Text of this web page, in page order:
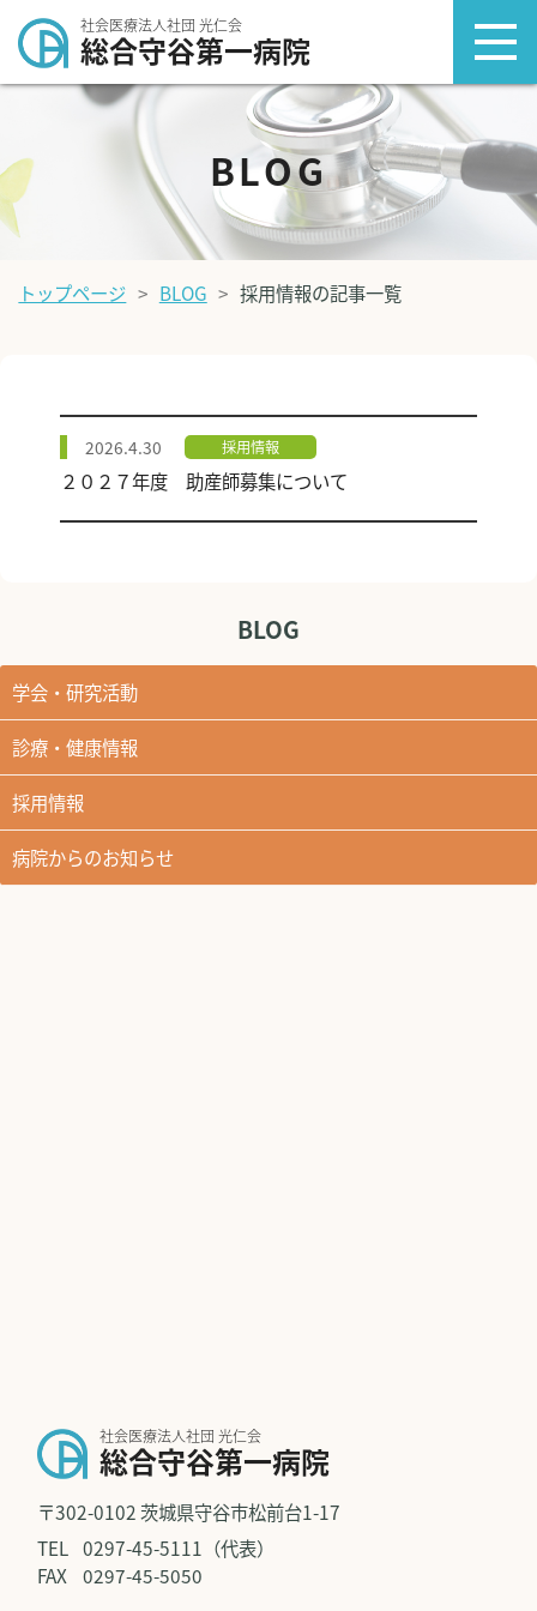
社会医療法人社団 光仁会
総合守谷第一病院
BLOG
トップページ BLOG 採用情報の記事一覧
2026.4.30 採用情報
２０２７年度 助産師募集について
BLOG
学会・研究活動
診療・健康情報
採用情報
病院からのお知らせ
社会医療法人社団 光仁会
総合守谷第一病院
〒302-0102 茨城県守谷市松前台1-17
TEL 0297-45-5111（代表）
FAX
0297-45-5050